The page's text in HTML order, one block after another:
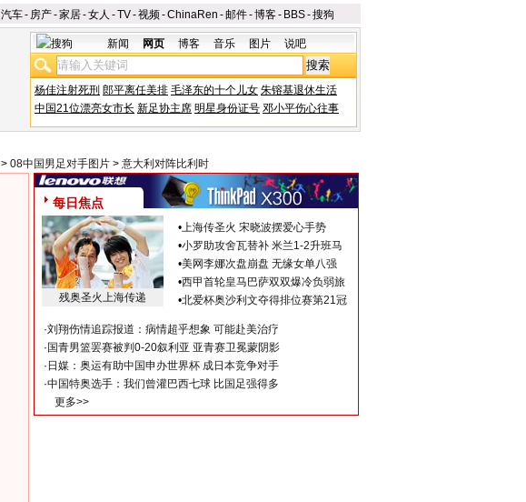
汽车- 房产-家居-女人 -TV-视频-ChinaRen -邮件-博客- BBS-搜狗
新闻 网页 博客 音乐 图片 说吧
杨佳注射死刑 郎平离任美排 毛泽东的十个儿女 朱镕基退休生活
中国21位漂亮女市长 新足协主席 明星身份证号 邓小平伤心往事
> 08中国男足对手图片 > 意大利对阵比利时
每日焦点
残奥圣火上海传递
•上海传圣火 宋晓波摆爱心手势
•小罗助攻舍瓦替补 米兰1-2升班马
•美网李娜次盘崩盘 无缘女单八强
•西甲首轮皇马巴萨双双爆冷负弱旅
•北爱杯奥沙利文夺得排位赛第21冠
·刘翔伤情追踪报道：病情超乎想象 可能赴美治疗
· 国青男篮罢赛被判0-20叙利亚 亚青赛卫冕蒙阴影
· 日媒：奥运有助中国申办世界杯 成日本竞争对手
·中国特奥选手：我们曾灌巴西七球 比国足强得多
更多>>